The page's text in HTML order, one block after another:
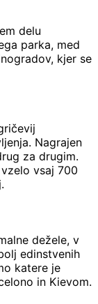
delu
parka, med
kjer se
Nagrajen
za drugim.
vsaj 700
dežele, v
edinstvenih
katere je
in Kievom.